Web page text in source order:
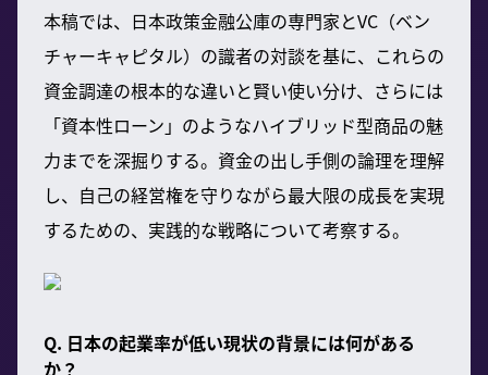
本稿では、日本政策金融公庫の専門家とVC（ベン
チャーキャピタル）の識者の対談を基に、これらの
資金調達の根本的な違いと賢い使い分け、さらには
「資本性ローン」のようなハイブリッド型商品の魅
力までを深掘りする。資金の出し手側の論理を理解
し、自己の経営権を守りながら最大限の成長を実現
するための、実践的な戦略について考察する。
Q. 日本の起業率が低い現状の背景には何がある
か？